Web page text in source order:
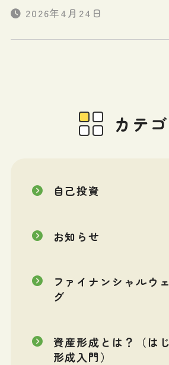
2026年4月24日
カテ
自己投資
お知らせ
ファイナンシャルウ
グ
資産形成とは？（は
形成入門）